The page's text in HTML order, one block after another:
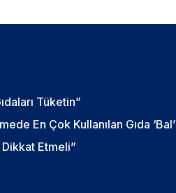
Tüketin”
En Çok Kullanılan Gıda ‘Bal’
Etmeli”